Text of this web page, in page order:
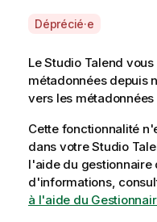
A
a
i
l
b
i
l
i
t
Déprécié·e
LeStudio Talend vous
métadonnées depuis
vers les
Cette fonctionnalité
dans votreStudio
l'aide du gestionnaire
d'informations,
à l'aide du